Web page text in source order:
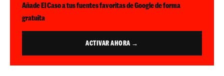
Añade El Caso a tus fuentes favoritas de Google de forma
gratuita
ACTIVAR AHORA →